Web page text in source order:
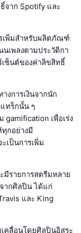
จาก Spotify และ
เพิ่มสำหรับผลิตภัณฑ์
เพลงตามประวัติกา
ซ็นต์ของค่าลิขสิทธิ์
งการเงินจากนัก
ทร็กนั้น ๆ
เพื่อเร่ง
กอย่างมี
เป็นการเพิ่ม
มีรายการสตรีมหลาย
ากศิลปิน ได้แก่
และ King
เคลื่อนโดยศิลปินอิสระ